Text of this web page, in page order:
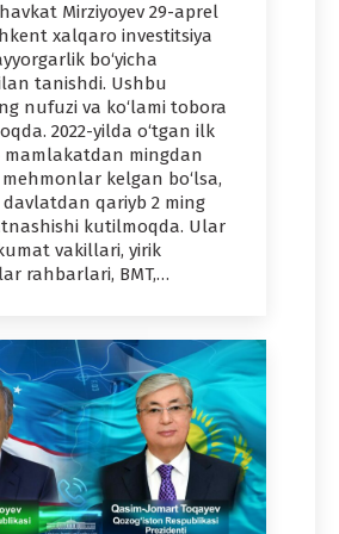
Mirziyoyev 29-aprel
xalqaro investitsiya
bo‘yicha
tanishdi. Ushbu
nufuzi va ko‘lami tobora
2022-yilda o‘tgan ilk
mamlakatdan mingdan
mehmonlar kelgan bo‘lsa,
qariyb 2 ming
kutilmoqda. Ular
vakillari, yirik
rahbarlari, BMT,…